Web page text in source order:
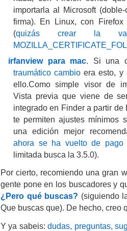
importarla al Microsoft
firma). En Linux, con
(quizás crear la
irfanview para mac. Si una
traumático cambio era esto, y
ello.Como simple visor de
Vista previa que viene de
integrado en Finder a partir
te permiten ajustes mínimos
una edición mejor
ahora se ha vuelto de pago
limitada busca la 3.5.0).
Por cierto, recomiendo una gran
gente pone en los buscadores y
¿Pero qué buscas? (siguiendo
Que buscas que). De hecho, creo
Y ya sabeis:dudas, preguntas,